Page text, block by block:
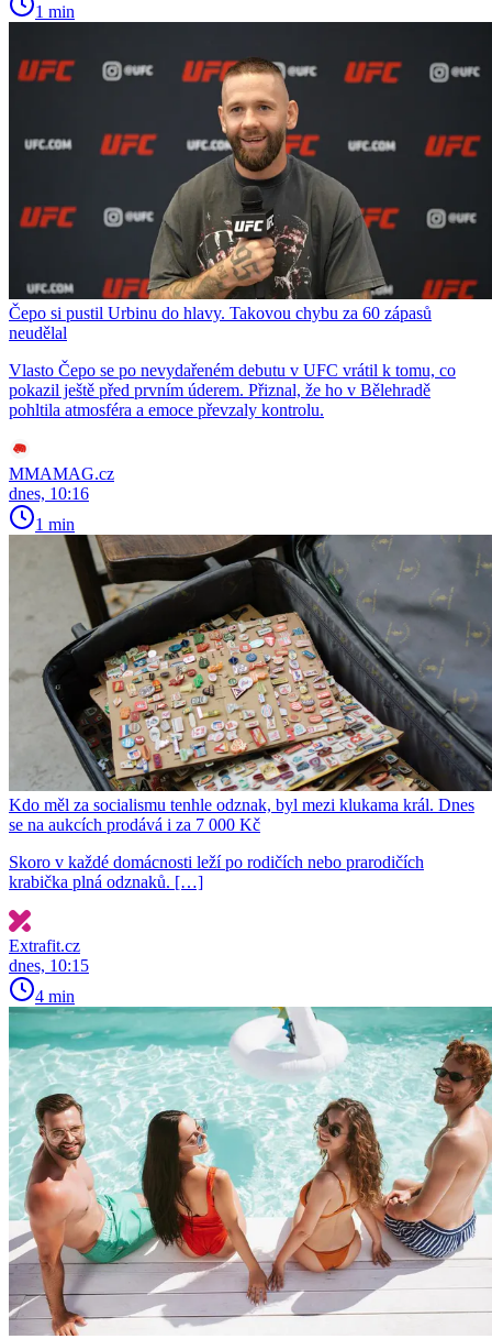
1 min
Čepo si pustil Urbinu do hlavy. Takovou chybu za 60 zápasů
neudělal
Vlasto Čepo se po nevydařeném debutu v UFC vrátil k tomu, co
pokazil ještě před prvním úderem. Přiznal, že ho v Bělehradě
pohltila atmosféra a emoce převzaly kontrolu.
MMAMAG.cz
dnes, 10:16
1 min
Kdo měl za socialismu tenhle odznak, byl mezi klukama král. Dnes
se na aukcích prodává i za 7 000 Kč
Skoro v každé domácnosti leží po rodičích nebo prarodičích
krabička plná odznaků. […]
Extrafit.cz
dnes, 10:15
4 min